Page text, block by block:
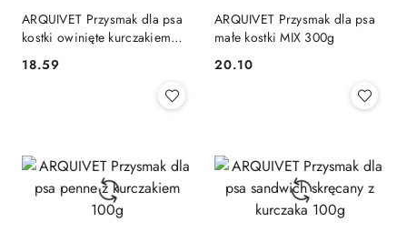
ARQUIVET Przysmak dla psa
kostki owinięte kurczakiem
Cena:
18.59
ARQUIVET Przysmak dla psa
małe kostki MIX 300g
Cena:
20.10